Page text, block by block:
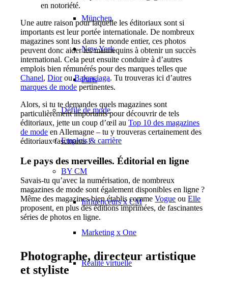
München
New York
Paris
Défilé de mode
Emplois & carrière
BY CM
Influenceurs x CM
Marketing x One
Réalité virtuelle
en notoriété.
Une autre raison pour laquelle les éditoriaux sont si
importants est leur portée internationale. De nombreux
magazines sont lus dans le monde entier, ces photos
peuvent donc aider les mannequins à obtenir un succès
international. Cela peut ensuite conduire à d’autres
emplois bien rémunérés pour des marques telles que
Chanel,DiorouBalenciaga. Tu trouveras ici d’autres
marques de mode pertinentes.
Alors, si tu te demandes quels magazines sont
particulièrement importants pour découvrir de tels
éditoriaux, jette un coup d’œil auTop 10 des magazines
de mode en Allemagne – tu y trouveras certainement des
éditoriaux fascinants !
Le pays des merveilles. Éditorial en ligne
Savais-tu qu’avec la numérisation, de nombreux
magazines de mode sont également disponibles en ligne ?
Même des magazines bien établis commeVogue ouElle
proposent, en plus des éditions imprimées, de fascinantes
séries de photos en ligne.
Photographe, directeur artistique
et styliste